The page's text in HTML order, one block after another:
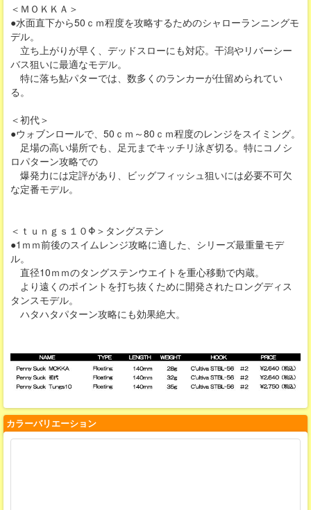
＜ＭＯＫＫＡ＞
●水面直下から50ｃｍ程度を攻略するためのシャローランニングモ
デル。
立ち上がりが早く、デッドスローにも対応。干潟やリバーシー
バス狙いに最適なモデル。
特に落ち鮎パターでは、数多くのランカーが仕留められてい
る。
＜初代＞
●ウォブンロールで、50ｃｍ～80ｃｍ程度のレンジをスイミング。
足場の高い場所でも、足元までキッチリ泳ぎ切る。特にコノシ
ロパターン攻略での
爆発力には定評があり、ビッグフィッシュ狙いには必要不可欠
な定番モデル。
＜ｔｕｎｇｓ１０Φ＞タングステン
●1ｍｍ前後のスイムレンジ攻略に適した、シリーズ最重量モデ
ル。
直径10ｍｍのタングステンウエイトを重心移動で内蔵。
より遠くのポイントを打ち抜くために開発されたロングディス
タンスモデル。
ハタハタパターン攻略にも効果絶大。
カラーバリエーション